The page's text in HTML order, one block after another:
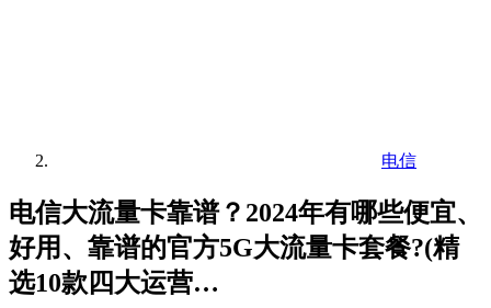
电信
电信大流量卡靠谱？2024年有哪些便宜、
好用、靠谱的官方5G大流量卡套餐?(精
选10款四大运营…